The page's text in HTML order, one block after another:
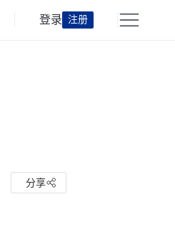
登录 注册
分享